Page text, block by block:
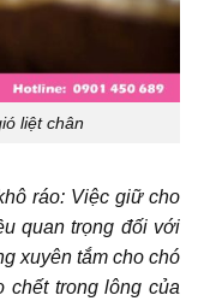
liệt chân
ráo: Việc giữ cho
quan trọng đối với
xuyên tắm cho chó
chết trong lông của